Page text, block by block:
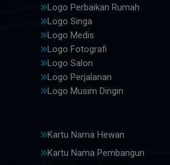
Logo Perbaikan Rumah
Logo Singa
Logo Medis
Logo Fotografi
Logo Salon
Logo Perjalanan
Logo Musim Dingin
Kartu Nama Hewan
Kartu Nama Pembangun